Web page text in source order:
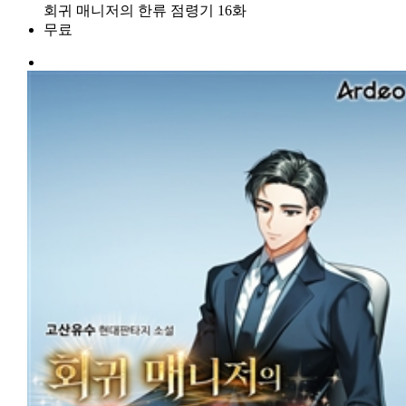
회귀 매니저의 한류 점령기 16화
무료